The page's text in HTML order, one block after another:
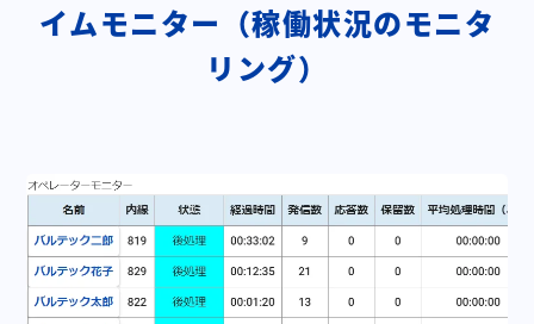
イムモニター（稼働状況のモニタ
リング）